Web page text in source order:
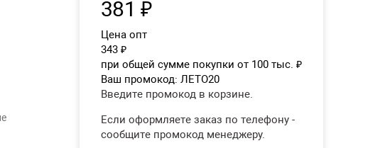
381 ₽
Цена опт
343 ₽
при общей сумме покупки от 100 тыс. ₽
Ваш промокод: ЛЕТО20
Введите промокод в корзине.
Если оформляете заказ по телефону -
сообщите промокод менеджеру.